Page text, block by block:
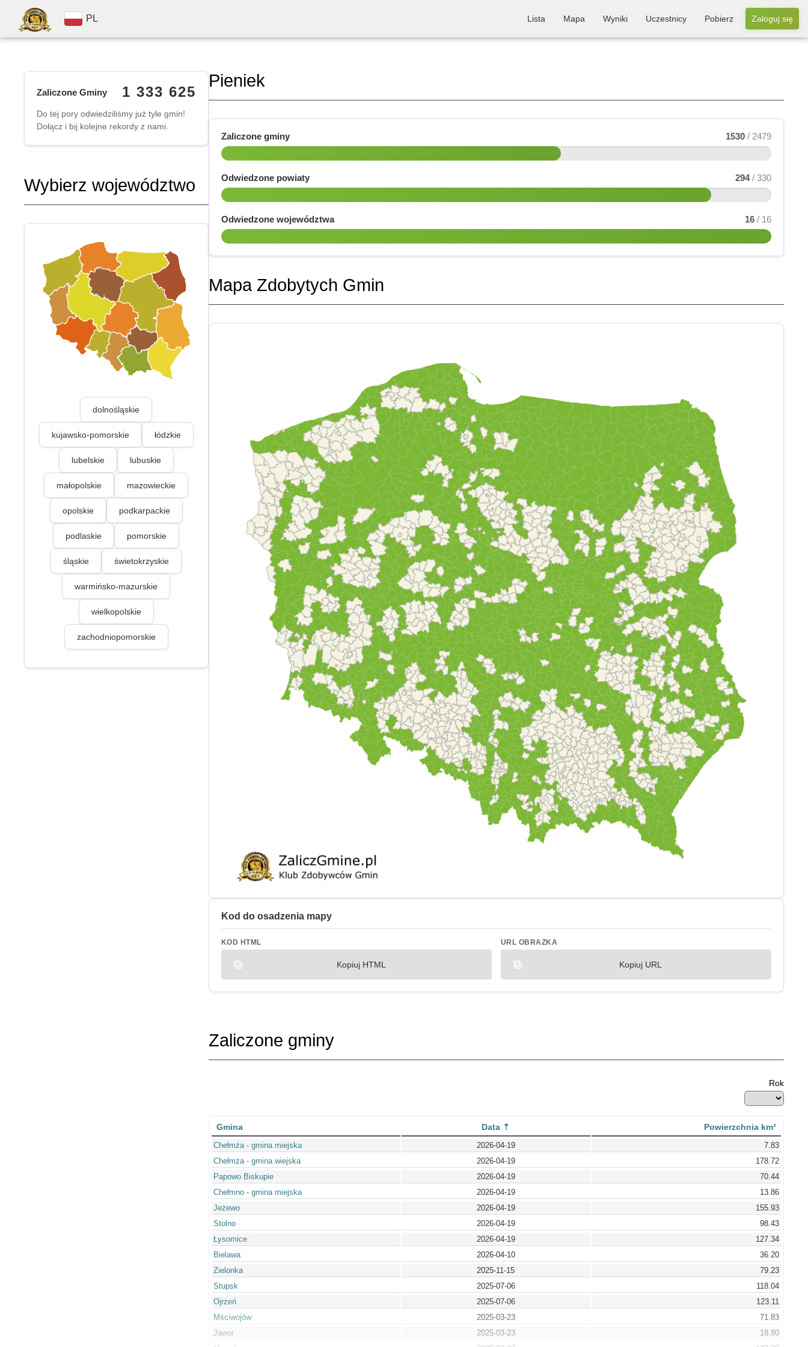
PL Lista Mapa Wyniki Uczestnicy Pobierz Zaloguj się
Zaliczone Gminy 1 333 625
Do tej pory odwiedziliśmy już tyle gmin!
Dołącz i bij kolejne rekordy z nami.
Wybierz województwo
dolnośląskie
kujawsko-pomorskie łódzkie
lubelskie lubuskie
małopolskie mazowieckie
opolskie podkarpackie
podlaskie pomorskie
śląskie świetokrzyskie
warmińsko-mazurskie
wielkopolskie
zachodniopomorskie
Pieniek
Zaliczone gminy 1530 / 2479
Odwiedzone powiaty 294 / 330
Odwiedzone województwa 16 / 16
Mapa Zdobytych Gmin
Kod do osadzenia mapy
KOD HTML
Kopiuj HTML
URL OBRAZKA
Kopiuj URL
Zaliczone gminy
Rok
Gmina Data Powierzchnia km²
Chełmża - gmina miejska 2026-04-19
7.83
Chełmża - gmina wiejska
2026-04-19
178.72
Papowo Biskupie
2026-04-19
70.44
Chełmno - gmina miejska
2026-04-19
13.86
Jeżewo
2026-04-19
155.93
Stolno
2026-04-19
98.43
Łysomice
2026-04-19
127.34
Bielawa
2026-04-10
36.20
Zielonka
2025-11-15
79.23
Stupsk
2025-07-06
118.04
Ojrzeń
2025-07-06
123.11
Mściwojów
2025-03-23
71.83
Jawor
2025-03-23
18.80